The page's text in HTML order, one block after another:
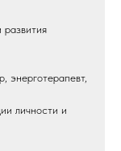
энерготерапевт,
личности и